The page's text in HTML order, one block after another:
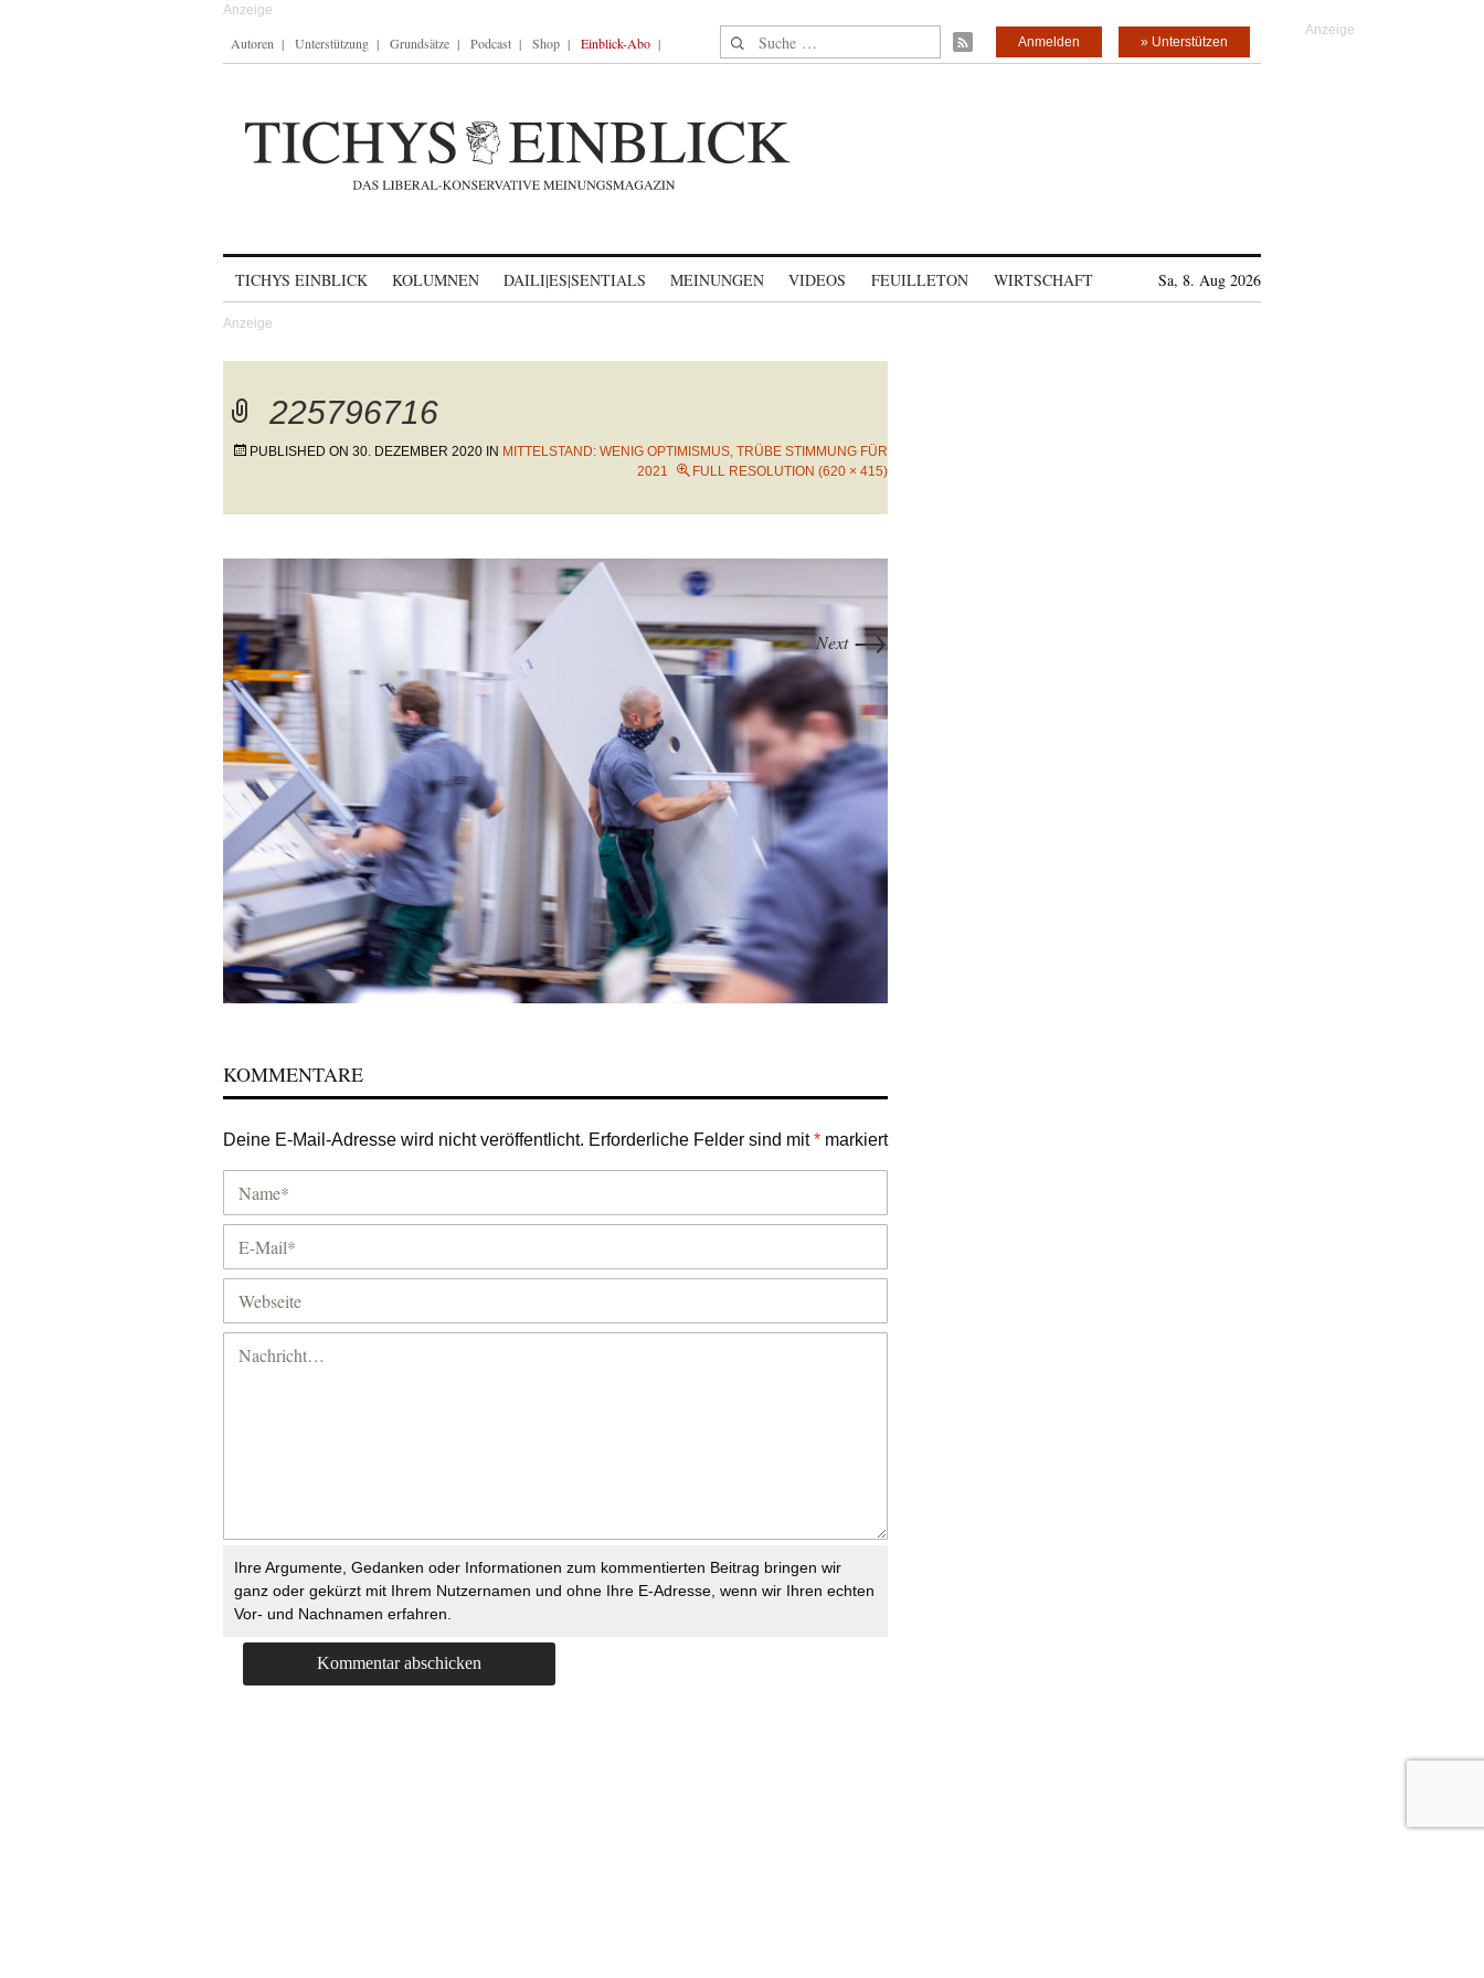
Autoren Unterstützung Grundsätze Podcast Shop Einblick-Abo Suche nach: » Unterstützen
Anmelden
TICHYS EINBLICK KOLUMNEN DAILI|ES|SENTIALS MEINUNGEN VIDEOS FEUILLETON WIRTSCHAFT Sa, 8. Aug 2026
225796716
PUBLISHED ON 30. DEZEMBER 2020 IN MITTELSTAND: WENIG OPTIMISMUS, TRÜBE STIMMUNG FÜR
2021
FULL RESOLUTION (620 × 415)
Next →
KOMMENTARE
Deine E-Mail-Adresse wird nicht veröffentlicht. Erforderliche Felder sind mit* markiert
Ihre Argumente, Gedanken oder Informationen zum kommentierten Beitrag bringen wir
ganz oder gekürzt mit Ihrem Nutzernamen und ohne Ihre E-Adresse, wenn wir Ihren echten
Vor- und Nachnamen erfahren.